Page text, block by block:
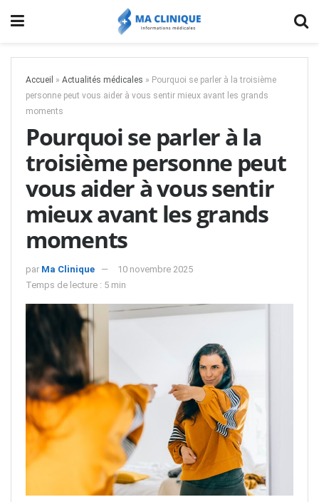
Accueil » Actualités médicales » Pourquoi se parler à la troisième
personne peut vous aider à vous sentir mieux avant les grands
moments
Pourquoi se parler à la
troisième personne peut
vous aider à vous sentir
mieux avant les grands
moments
par Ma Clinique
10 novembre 2025
Temps de lecture : 5 min